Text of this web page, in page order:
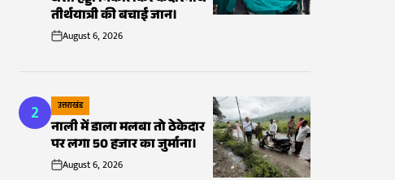
तीर्थयात्री की बचाई जान।
onAugust 6, 2026
2
POSTED
IN
उत्तराखंड
नाली में डाला मलबा तो ठेकेदार
पर लगा 50 हजार का जुर्माना।
onAugust 6, 2026